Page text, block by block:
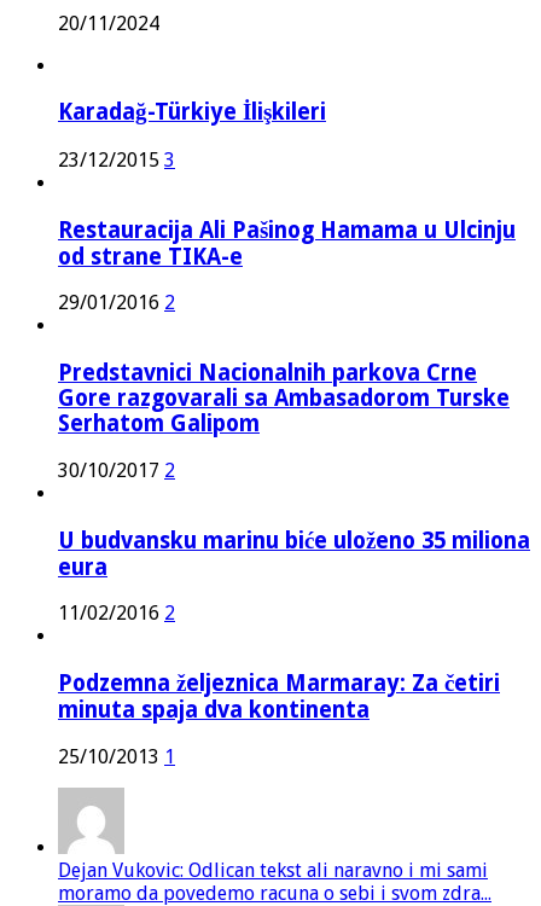
20/11/2024
Karadağ-Türkiye İlişkileri
23/12/2015 3
Restauracija Ali Pašinog Hamama u Ulcinju
od strane TIKA-e
29/01/2016 2
Predstavnici Nacionalnih parkova Crne
Gore razgovarali sa Ambasadorom Turske
Serhatom Galipom
30/10/2017 2
U budvansku marinu biće uloženo 35 miliona
eura
11/02/2016 2
Podzemna željeznica Marmaray: Za četiri
minuta spaja dva kontinenta
25/10/2013 1
Dejan Vukovic: Odlican tekst ali naravno i mi sami
moramo da povedemo racuna o sebi i svom zdra...